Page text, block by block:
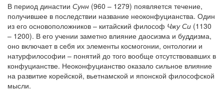
В период династии Сунн (960 – 1279) появляется течение,
получившее в последствии название неоконфуцианства. Один
из его основоположников – китайский философ Чжу Си (1130
– 1200). В его учении заметно влияние даосизма и буддизма,
оно включает в себя их элементы космогонии, онтологии и
натурфилософии – понятий до того вообще отсутствовавших в
конфуцианстве. Неоконфуцианство оказало сильное влияние
на развитие корейской, вьетнамской и японской философской
мысли.